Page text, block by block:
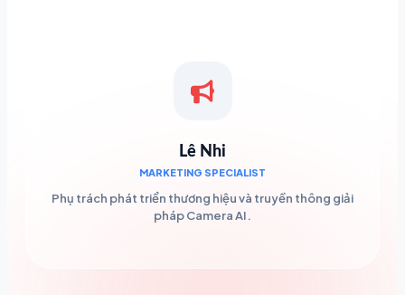
Lê Nhi
MARKETING SPECIALIST
Phụ trách phát triển thương hiệu và truyền thông giải
pháp Camera AI.